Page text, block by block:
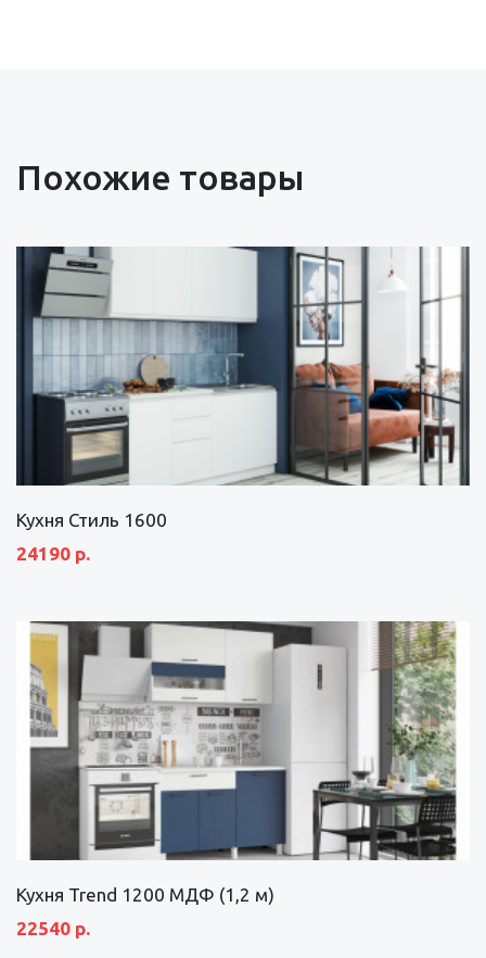
Похожие товары
Кухня Стиль 1600
24190 р.
Кухня Trend 1200 МДФ (1,2 м)
22540 р.